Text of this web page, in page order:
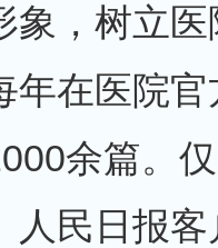
象，树立
年在医院
余篇。
人民日报